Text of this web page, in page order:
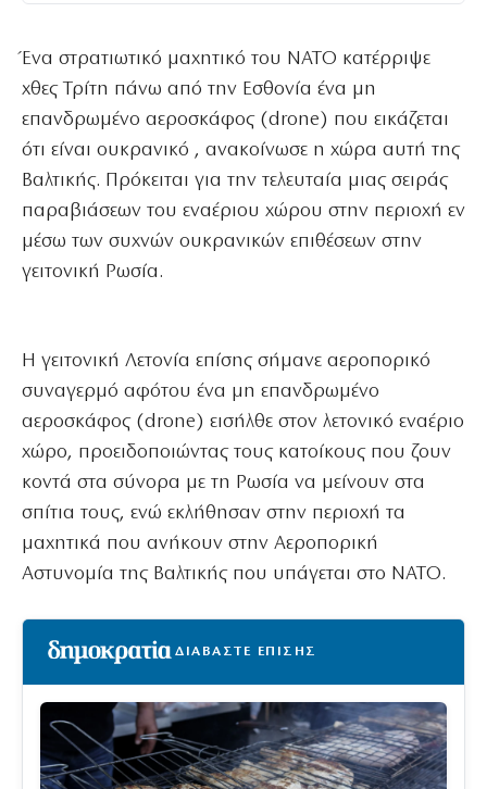
Ένα στρατιωτικό μαχητικό του ΝΑΤΟ κατέρριψε
χθες Τρίτη πάνω από την Εσθονία ένα μη
επανδρωμένο αεροσκάφος (drone) που εικάζεται
ότι είναι ουκρανικό , ανακοίνωσε η χώρα αυτή της
Βαλτικής. Πρόκειται για την τελευταία μιας σειράς
παραβιάσεων του εναέριου χώρου στην περιοχή εν
μέσω των συχνών ουκρανικών επιθέσεων στην
γειτονική Ρωσία.
Η γειτονική Λετονία επίσης σήμανε αεροπορικό
συναγερμό αφότου ένα μη επανδρωμένο
αεροσκάφος (drone) εισήλθε στον λετονικό εναέριο
χώρο, προειδοποιώντας τους κατοίκους που ζουν
κοντά στα σύνορα με τη Ρωσία να μείνουν στα
σπίτια τους, ενώ εκλήθησαν στην περιοχή τα
μαχητικά που ανήκουν στην Αεροπορική
Αστυνομία της Βαλτικής που υπάγεται στο ΝΑΤΟ.
ΔΙΑΒΑΣΤΕ ΕΠΙΣΗΣ